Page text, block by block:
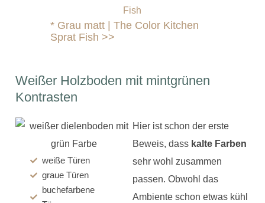
* Grau matt | The Color Kitchen
Sprat Fish >>
Weißer Holzboden mit mintgrünen
Kontrasten
weiße Türen
graue Türen
buchefarbene
Hier ist schon der erste
Beweis, dass kalte Farben
sehr wohl zusammen
passen. Obwohl das
Ambiente schon etwas kühl